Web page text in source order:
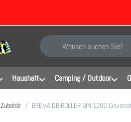
Geben Sie einen Suchbegriff
Haushalt Camping / Outdoor
Zubehör BREMA DB ROLLER BIN 1200